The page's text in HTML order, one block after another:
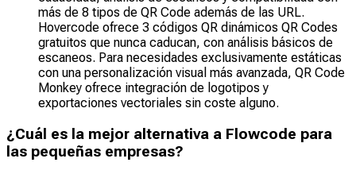
más de 8 tipos de QR Code además de las URL.
Hovercode ofrece 3 códigos QR dinámicos QR Codes
gratuitos que nunca caducan, con análisis básicos de
escaneos. Para necesidades exclusivamente estáticas
con una personalización visual más avanzada, QR Code
Monkey ofrece integración de logotipos y
exportaciones vectoriales sin coste alguno.
¿Cuál es la mejor alternativa a Flowcode para
las pequeñas empresas?